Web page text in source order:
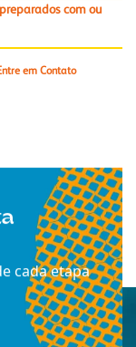
com ou
em Contato
cada etapa